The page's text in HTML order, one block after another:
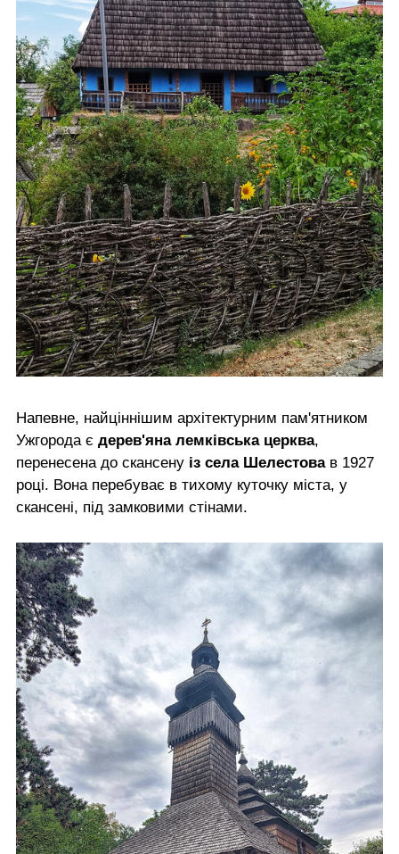
Напевне, найціннішим архітектурним пам'ятником
Ужгорода є дерев'яна лемківська церква,
перенесена до скансену із села Шелестова в 1927
році. Вона перебуває в тихому куточку міста, у
скансені, під замковими стінами.